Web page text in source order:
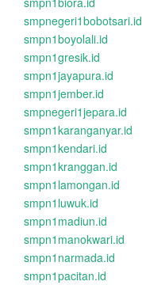
smpnegeri1bobotsari.id
smpn1boyolali.id
smpn1gresik.id
smpn1jayapura.id
smpn1jember.id
smpnegeri1jepara.id
smpn1karanganyar.id
smpn1kendari.id
smpn1kranggan.id
smpn1lamongan.id
smpn1luwuk.id
smpn1madiun.id
smpn1manokwari.id
smpn1narmada.id
smpn1pacitan.id